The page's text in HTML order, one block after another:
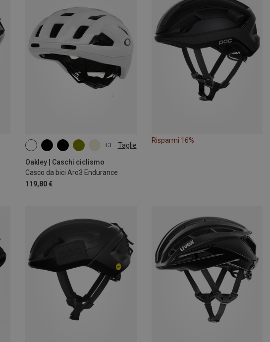
+3 Taglie
Oakley | Caschi ciclismo
Casco da bici Aro3 Endurance
119,80 €
51-55CM
55-59CM
59-61CM
Risparmi 16%